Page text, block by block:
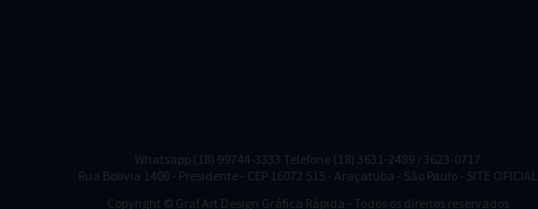
Whatsapp (18) 99744-3333 Telefone (18) 3631-2489 / 3623-0717
Rua Bolivia 1408 - Presidente - CEP 16072 515 - Araçatuba - São Paulo - SITE OFICIAL
Copyright © Graf Art Design Gráfica Rápida - Todos os direitos reservados